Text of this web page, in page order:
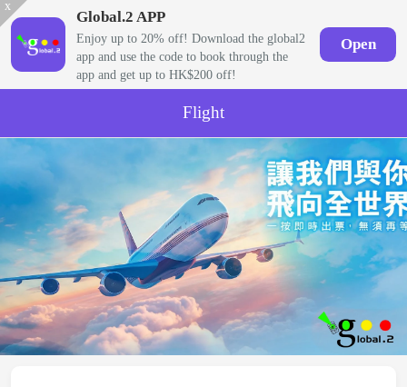
x
Global.2 APP
Enjoy up to 20% off! Download the global2
app and use the code to book through the
app and get up to HK$200 off!
Open
Flight